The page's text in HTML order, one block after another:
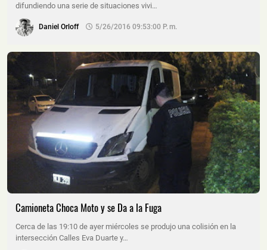
difundiendo una serie de situaciones vivi…
Daniel Orloff 5/26/2016 09:53:00 P. M.
Camioneta Choca Moto y se Da a la Fuga
Cerca de las 19:10 de ayer miércoles se produjo una colisión en la
intersección Calles Eva Duarte y…